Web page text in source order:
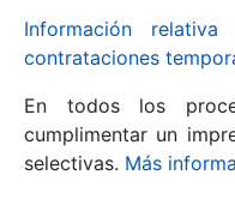
Información
contrataciones
En todos los
cumplimentar un
selectivas. Más